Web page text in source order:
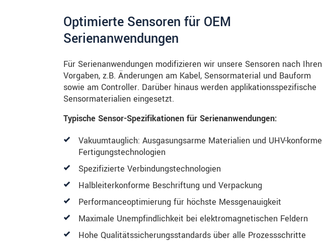
Optimierte Sensoren für OEM
Serienanwendungen
Für Serienanwendungen modifizieren wir unsere Sensoren nach Ihren
Vorgaben, z.B. Änderungen am Kabel, Sensormaterial und Bauform
sowie am Controller. Darüber hinaus werden applikationsspezifische
Sensormaterialien eingesetzt.
Typische Sensor-Spezifikationen für Serienanwendungen:
Vakuumtauglich: Ausgasungsarme Materialien und UHV-konforme
Fertigungstechnologien
Spezifizierte Verbindungstechnologien
Halbleiterkonforme Beschriftung und Verpackung
Performanceoptimierung für höchste Messgenauigkeit
Maximale Unempfindlichkeit bei elektromagnetischen Feldern
Hohe Qualitätssicherungsstandards über alle Prozessschritte